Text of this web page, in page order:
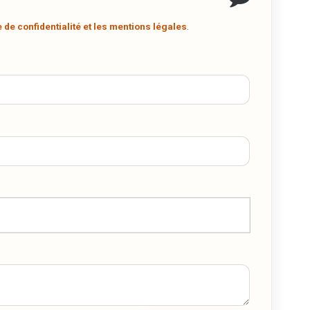
de confidentialité et les mentions légales